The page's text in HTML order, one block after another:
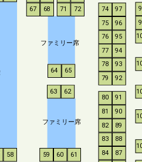
ファミリー席
ファミリー席
58 59 60 61
62
63
64 65
67
68
71
72
74
75
76
77
78
79
80
81
82
83
84
87
88
89
90
91
92
93
94
95
96
97